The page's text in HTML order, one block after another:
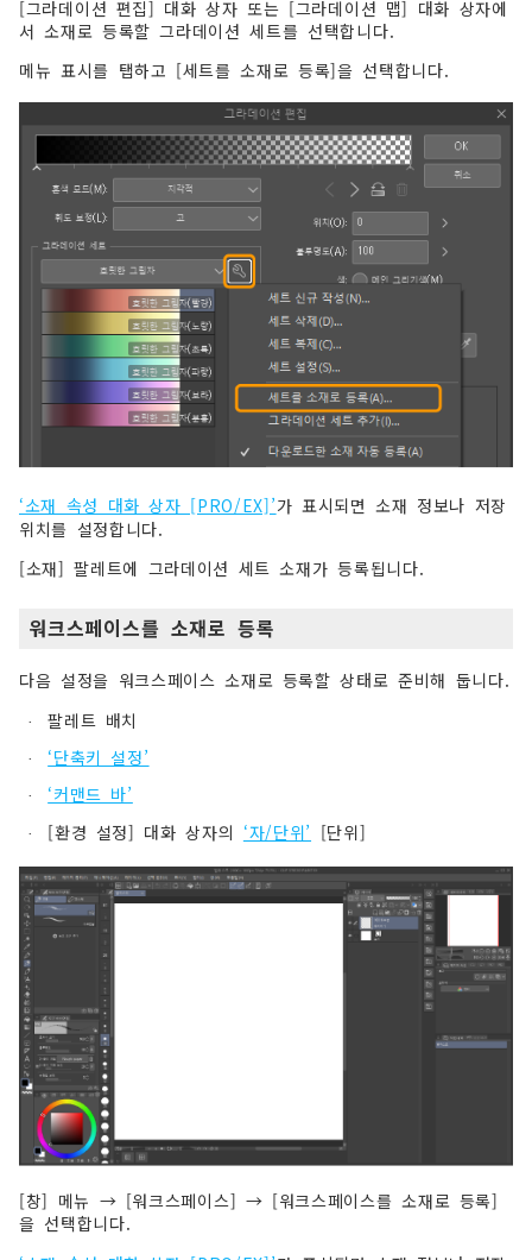
[그라데이션 편집] 대화 상자 또는 [그라데이션 맵] 대화 상자에
서 소재로 등록할 그라데이션 세트를 선택합니다.
메뉴 표시를 탭하고 [세트를 소재로 등록]을 선택합니다.
‘소재 속성 대화 상자 [PRO/EX]’가 표시되면 소재 정보나 저장
위치를 설정합니다.
[소재] 팔레트에 그라데이션 세트 소재가 등록됩니다.
워크스페이스를 소재로 등록
다음 설정을 워크스페이스 소재로 등록할 상태로 준비해 둡니다.
· 팔레트 배치
· ‘단축키 설정’
· ‘커맨드 바’
· [환경 설정] 대화 상자의 ‘자/단위’ [단위]
[창] 메뉴 → [워크스페이스] → [워크스페이스를 소재로 등록]
을 선택합니다.